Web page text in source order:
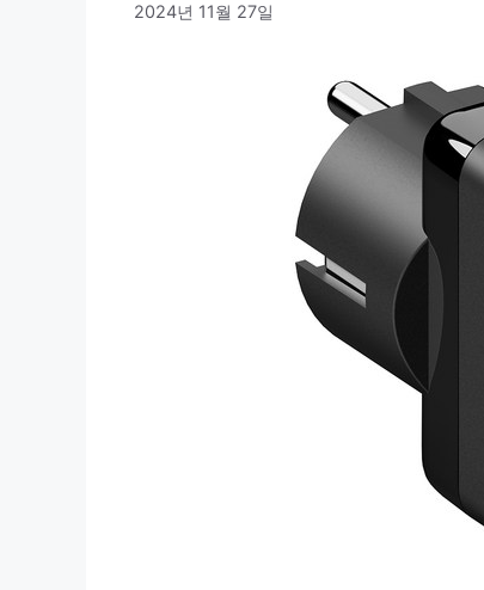
2024년 11월 27일